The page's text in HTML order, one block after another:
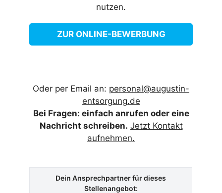
nutzen.
ZUR ONLINE-BEWERBUNG
Oder per Email an: personal@augustin-
entsorgung.de
Bei Fragen: einfach anrufen oder eine
Nachricht schreiben. Jetzt Kontakt
aufnehmen.
Dein Ansprechpartner für dieses
Stellenangebot: